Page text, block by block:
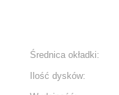
Średnica okładki:
Ilość dysków: